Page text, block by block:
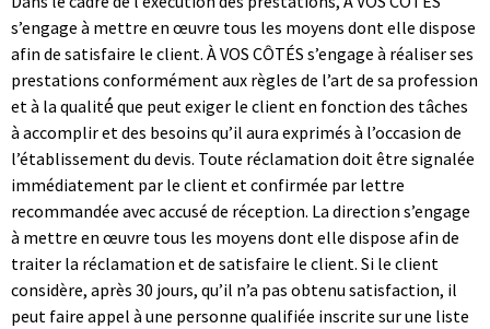
s’engage à mettre en œuvre tous les moyens dont elle dispose
afin de satisfaire le client. À VOS CÔTÉS s’engage à réaliser ses
prestations conformément aux règles de l’art de sa profession
et à la qualité́ que peut exiger le client en fonction des tâches
à accomplir et des besoins qu’il aura exprimés à l’occasion de
l’établissement du devis. Toute réclamation doit être signalée
immédiatement par le client et confirmée par lettre
recommandée avec accusé de réception. La direction s’engage
à mettre en œuvre tous les moyens dont elle dispose afin de
traiter la réclamation et de satisfaire le client. Si le client
considère, après 30 jours, qu’il n’a pas obtenu satisfaction, il
peut faire appel à une personne qualifiée inscrite sur une liste